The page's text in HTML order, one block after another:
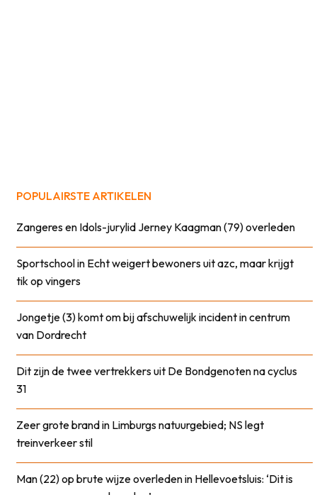
POPULAIRSTE ARTIKELEN
Zangeres en Idols-jurylid Jerney Kaagman (79) overleden
Sportschool in Echt weigert bewoners uit azc, maar krijgt
tik op vingers
Jongetje (3) komt om bij afschuwelijk incident in centrum
van Dordrecht
Dit zijn de twee vertrekkers uit De Bondgenoten na cyclus
31
Zeer grote brand in Limburgs natuurgebied; NS legt
treinverkeer stil
Man (22) op brute wijze overleden in Hellevoetsluis: ‘Dit is